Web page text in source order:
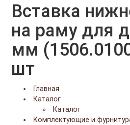
Вставка
на раму для
мм
шт
Главная
Каталог
Каталог
Комплектующие и